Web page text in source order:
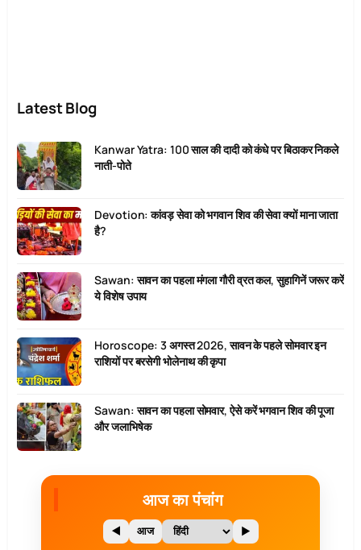
Latest Blog
Kanwar Yatra: 100 साल की दादी को कंधे पर बिठाकर निकले
नाती-पोते
Devotion: कांवड़ सेवा को भगवान शिव की सेवा क्यों माना जाता
है?
Sawan: सावन का पहला मंगला गौरी व्रत कल, सुहागिनें जरूर करें
ये विशेष उपाय
Horoscope: 3 अगस्त 2026, सावन के पहले सोमवार इन
राशियों पर बरसेगी भोलेनाथ की कृपा
Sawan: सावन का पहला सोमवार, ऐसे करें भगवान शिव की पूजा
और जलाभिषेक
आज का पंचांग
◀ आज ▶